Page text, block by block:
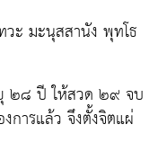
วะ มะนุสสานัง พุทโธ
๒๘ ปี ให้สวด ๒๙ จบ
การแล้ว จึงตั้งจิตแผ่